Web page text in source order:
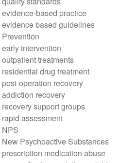
evidence-based practice
evidence based guidelines
Prevention
early intervention
outpatient treatments
residential drug treatment
post-operation recovery
addiction recovery
recovery support groups
rapid assessment
NPS
New Psychoactive Substances
prescription medication abuse